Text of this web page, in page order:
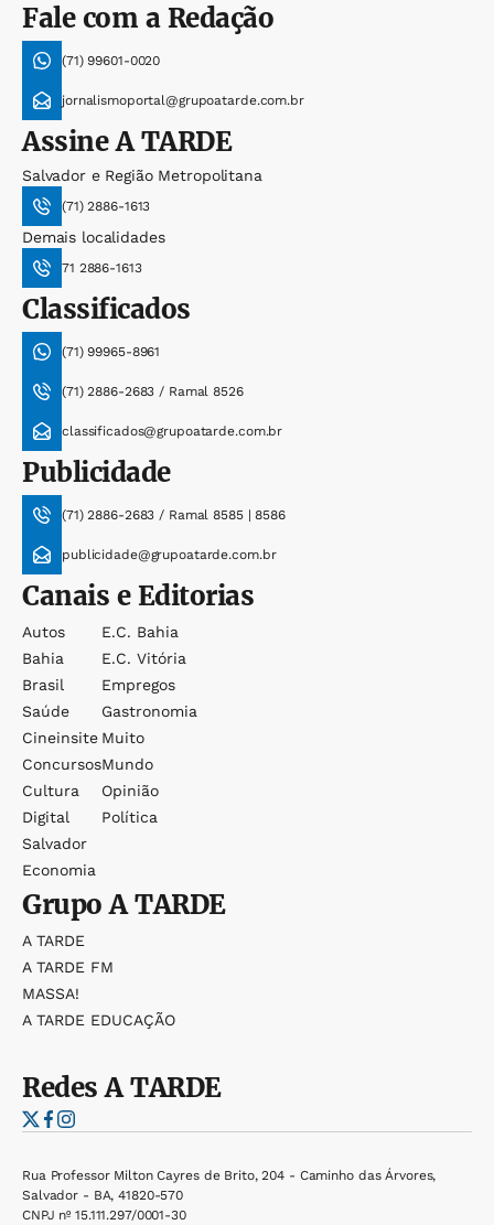
Fale com a Redação
(71) 99601-0020
jornalismoportal@grupoatarde.com.br
AssineA TARDE
Salvador e Região Metropolitana
(71) 2886-1613
Demais localidades
71 2886-1613
Classificados
(71) 99965-8961
(71) 2886-2683 / Ramal 8526
classificados@grupoatarde.com.br
Publicidade
(71) 2886-2683 / Ramal 8585 | 8586
publicidade@grupoatarde.com.br
Canais e Editorias
Autos
Bahia
Brasil
Saúde
Cineinsite
Concursos
Cultura
Digital
Salvador
Economia
E.c. Bahia
E.c. Vitória
Empregos
Gastronomia
Muito
Mundo
Opinião
Política
GrupoA TARDE
A TARDE
A TARDE FM
MASSA!
A TARDE EDUCAÇÃO
RedesA TARDE
Rua Professor Milton Cayres de Brito, 204 - Caminho das Árvores,
Salvador - BA, 41820-570
CNPJ nº 15.111.297/0001-30